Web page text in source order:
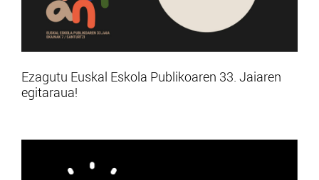
Ezagutu Euskal Eskola Publikoaren 33. Jaiaren
egitaraua!